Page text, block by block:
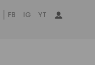
FB IG YT